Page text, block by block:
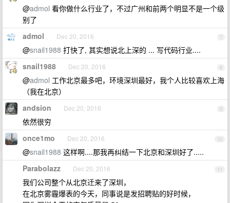
@admol 看你做什么行业了，不过广州和前两个明显不是一个级
别了
7
admol Dec 20, 2016
@snail1988 打快了, 其实想说北上深的 ... 写代码行业....
8
snail1988 Dec 20, 2016
@admol 工作北京最多吧，环境深圳最好，我个人比较喜欢上海
（我在北京）
9
andsion Dec 20, 2016
依然很穷
10
once1mo Dec 20, 2016
@snail1988 这样啊....那我再纠结一下北京和深圳好了.....
11
Parabolazz Dec 20, 2016
我们公司整个从北京迁来了深圳，
在北京雾霾爆表的今天，同事说是发招聘贴的好时候，